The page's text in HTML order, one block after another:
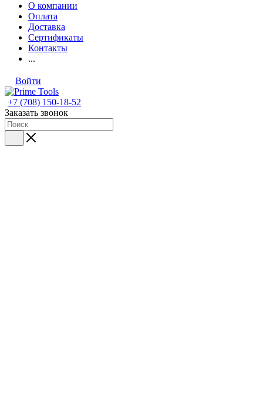
О компании
Оплата
Доставка
Сертификаты
Контакты
...
Войти
+7 (708) 150-18-52
Заказать звонок